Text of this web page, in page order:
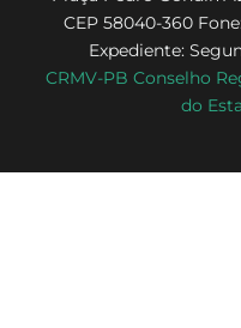
CEP 58040-360
Expediente:
CRMV-PB Conselho
do